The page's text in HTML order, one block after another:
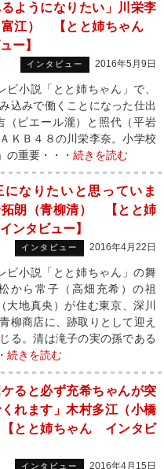
ようになりたい」川栄李
富江） 【とと姉ちゃん
ー】
インタビュー 2016年5月9日
小説「とと姉ちゃん」で、
込みで働くことになった仕出
（ピエール瀧）と照代（平岩
ＫＢ４８の川栄李奈。小学校
の重要・・・ 続きを読む
になりたいと思っていま
拓朗（青柳清） 【とと姉
ンタビュー】
インタビュー 2016年4月22日
ビ小説「とと姉ちゃん」の舞
から常子（高畑充希）の祖
大地真央）が住む東京、深川
柳商店に、跡取りとして迎え
る。清は滝子の実の孫である
続きを読む
ケると必ず充希ちゃんが突
れます」木村多江（小橋
とと姉ちゃん インタビ
インタビュー 2016年4月15日